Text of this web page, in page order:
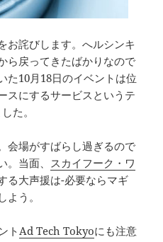
お詫びします。へルシンキ
ら戻ってきたばかりなので
た10月18日のイベントは位
スにするサービスというテ
た。
会場がすばらし過ぎるので
当面、 スカイフーク・ワ
る大声援は-必要ならマギ
う。
ト Ad Tech Tokyoにも注意